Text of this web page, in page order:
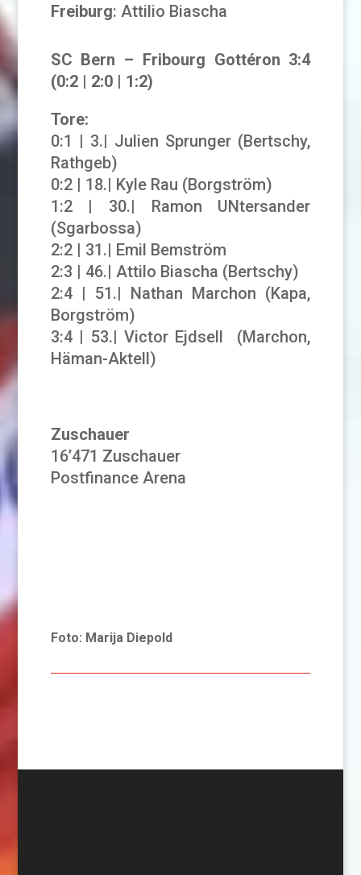
Freiburg: Attilio Biascha
SC Bern – Fribourg Gottéron 3:4
(0:2 | 2:0 | 1:2)
Tore:
0:1 | 3.| Julien Sprunger (Bertschy,
Rathgeb)
0:2 | 18.| Kyle Rau (Borgström)
1:2 | 30.| Ramon UNtersander
(Sgarbossa)
2:2 | 31.| Emil Bemström
2:3 | 46.| Attilo Biascha (Bertschy)
2:4 | 51.| Nathan Marchon (Kapa,
Borgström)
3:4 | 53.| Victor Ejdsell (Marchon,
Häman-Aktell)
Zuschauer
16’471 Zuschauer
Postfinance Arena
Foto: Marija Diepold